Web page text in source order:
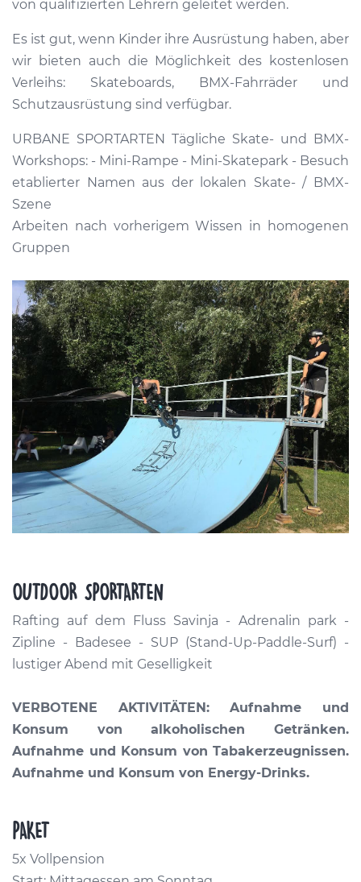
von qualifizierten Lehrern geleitet werden.
Es ist gut, wenn Kinder ihre Ausrüstung haben, aber
wir bieten auch die Möglichkeit des kostenlosen
Verleihs: Skateboards, BMX-Fahrräder und
Schutzausrüstung sind verfügbar.
URBANE SPORTARTEN Tägliche Skate- und BMX-
Workshops: - Mini-Rampe - Mini-Skatepark - Besuch
etablierter Namen aus der lokalen Skate- / BMX-
Szene
Arbeiten nach vorherigem Wissen in homogenen
Gruppen
OUTDOOR SPORTARTEN
Rafting auf dem Fluss Savinja - Adrenalin park -
Zipline - Badesee - SUP (Stand-Up-Paddle-Surf) -
lustiger Abend mit Geselligkeit
VERBOTENE AKTIVITÄTEN: Aufnahme und
Konsum von alkoholischen Getränken.
Aufnahme und Konsum von Tabakerzeugnissen.
Aufnahme und Konsum von Energy-Drinks.
PAKET
5x Vollpension